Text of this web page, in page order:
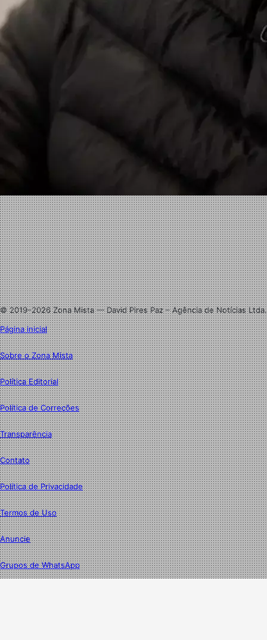
Facebook
X
Linkedin
Instagram
© 2019–2026 Zona Mista — David Pires Paz – Agência de Notícias Ltda.
Página inicial
Sobre o Zona Mista
Política Editorial
Política de Correções
Transparência
Contato
Política de Privacidade
Termos de Uso
Anuncie
Grupos de WhatsApp